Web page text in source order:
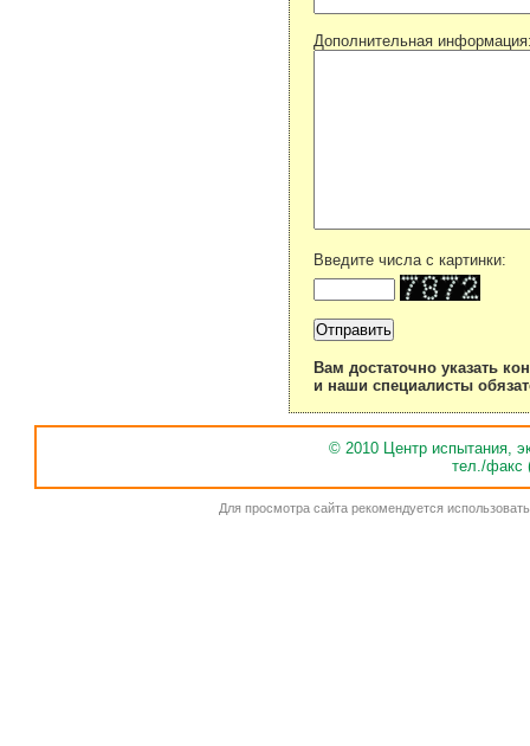
Дополнительная
Введите числа с картинки:
Вам достаточно указать
и наши специалисты
© 2010 Центр испытания,
тел./факс
Для просмотра сайта рекомендуется